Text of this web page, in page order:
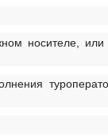
носителе,